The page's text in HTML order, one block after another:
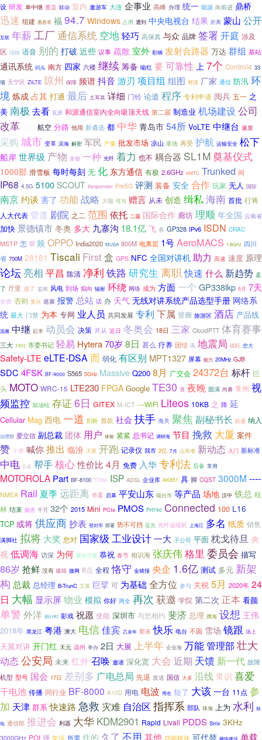
设 研发 单中继 覆盖 联动 室内 遨游车 大连 企事业 高峰 办理 统一 能源 向前进 鼎桥
迅速 组建 墨西哥 福 94.7 Windows 占用 遭到 中央电视台 结果 距离 蒙山 公开
互联 年薪工厂通信系统 空地轻巧 高保真 与众 品牌 签署 开庭 涉及
区 清移 语音 别的 打破 近些 议事 疏散 室外 彩钢 发射合路器 万达 群组 基站
通讯系统 码头 南方 四家 六楼 继续 筹备 喻红 要 可靠性 上 7个 Control4 33
项 天宁区 ZiLTE 琼州 保障 频谱 抖音游刃 项目组 组图 对话 厂家 通信 防汛 环
境 炼成 占其 打通 最后 土耳其 详细 门铃 论道 程序 专利申请 阅兵 五一 之
美 南极 去看 瓦房 和源通信室内全向吸顶天线 第二届 制造业 机场建设 公司
改革
航空 分路 他用 新遴选 都 中华 青岛市 54所 VoLTE 中继台 速发
采购 城市 变革 滨海 解密 军民 产量 批发市场 凉山 非法 再受 护航 运输安全 松下
船岸 世界级 产物 全创 一种 光纤 着力 也不 耦合器 SL1M 奠基仪式
1000部 滑雪板 每时每刻 无 化 东方通信 有极 2.6GHz eMTC Trunked 间
IP68 4.5G 5100 SCOUT Responder Pre5G 评测 装备 安全 合作 玩家 无人 国际
南京约谈 害了 功能战略 大咖 可与 赠言 从未 创造 缉私海南 首批 行将
人大代表 管道 剧院 之二 范围 依托 二届 国际合作 廊坊 理顺 年全国 云南省
加快 景德镇市 冬奥 多大 九寨沟 18.1亿 飞 各 GP328 IPv6 ISDN CRAC
MSTP 怎 III 频 OPPO India2020 MUSA 800M 电离层 1号AeroMACS 1.8GHz 四川
省 700M 28181 Tiscali First盒 GPS NFC 全国对讲机 助力 高速 速度 原理
论坛亮相 平昌 陈清 净利 铁路 研究生 离职 快速 什么 新趋势 走
了 厅里 成了 监狱 风电 到场 拟向 辐射 环绕 网络 成为 方面 一个 GP338lkp 6月 7天
全资 否则 复兴 巡展 报警 总站 话 办 天气 无线对讲系统产品选型手册 网络系
统 最大 门禁 为本 专网 业人员 共同发展 专利 下属 管廊 旅游区 酒店 产品线
选频 中继 起来 动员会 决策 并从 近日 冬奥会 18日 三家 CloudPTT 体育赛事
三大 19日 市委书记 轻易 Hytera70岁 8日 甚么 疗养 团结 讯 地震局 试行 您大
Safety-LTE eLTE-DSA 而 弱化 有区别 MPT1327 屏幕 能力 20MHz GJB
SDC 4FSK BF-9000 S565 5GHz Massive Q200 8月 广交会 24372台 标杆 巨
头 MOTO WRC-15 LTE230 FPGA Google TE30 遇 夜晚 圆满 尚勇 常州 视
频监控 加油站 存证 6日 GITEX M-ICT ---WiFi Liteos 10KB 之 降 延
Cellular Mag 西电 一道 剖析 首款 社会 扶手 海关 聚焦 副秘书长 联通 纳入
治理部 爱立信 副总裁 团体 用户 体验 紧紧 总书记 调研海 节目 挽救 大厦 案件
赞 小摩 喊你推出 临汾 天翼 开跑 记录仪 我市 2亿 7月 山东省 新动态 入门 新标准
中电 公众 帮手核心性价比 4月 免费 入华专利法 后备 常用
MOTOROLA Part BF-8100 TDMA ISP ADSL 企业库 AK851 具 脚 CQST 3000M ----
NMEA Rail 夏季远距离 答案 启幕 平安山东 烟台市 等产品 场地 汉中 铁总 桂
林 结束 能否 千万 32个 2015 Mini PCIe PMOS PH790 Connected 100 L16
TCP 或将 供应商抄表 登封市 部署 势不可挡 蓝光 光纤远端机 上海江 多名 纸质 销售
满脚社 拟将 大奖 您对 国家级 工业设计一大 子公司 平面 枕戈待旦 央
视 低调海 访深 为何 聚合可视 恭祝 春节 相识海 张庆伟 格里 委员会 描写
86岁 抢鲜 没有 吸睛 微网 8点 全程 恪守 金猪报 央企 1.6亿 测试 多元 新架
构 总裁 总经理 B-TrunC 又落 巨擘 可 为基础 全方位 参与 关税 5月 2020年 24
日 大幅 显示屏物业 模拟 你好 周全 再次 获邀 学院 第二次 正本 看颜
单警 外洋 倒计时 影戏 祝愿 使能 深圳市 与您相约 斐济 总理 携海 设想 王伟
2018年 黑龙江 粤港 澳大 电信佳宾 乙未年 那末 快乐 电台 不圆 雪场 镜跟 场上
天翼对讲 开门红 天元 温州 举办 2日 大展 上半年 企业海 万能管理部 壮大
动态公安局 未来 红外召唤 邀请 深化宽 大会 近期 天馈 新一代 故障
机型 型号 国会 17日 差别多 广电总局 先退 发送 国信 大多 沿线 常识 喜爱
干电池 传播 同行业 BF-8000 A10D 用电 电波 用在 短了 大该 一台 11点 参
加 天津 群系 快速路 急救 灾难 自治区 指挥系 部队 珠海 上为 水利 核
电 通信部 推进会 利器 大华 KDM2901 Rapid Livall PDDS Strix 3KHz
3000GHz POI 强 架设 所需 住的 久了 不用 其他 功能模块 可代替 网络建设 单载